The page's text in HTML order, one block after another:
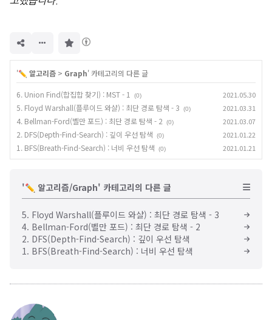
'✏️ 알고리즘 > Graph' 카테고리의 다른 글
6. Union Find(합집합 찾기) : MST - 1 (0) 2021.05.30
5. Floyd Warshall(플루이드 와샬) : 최단 경로 탐색 - 3 (0) 2021.03.31
4. Bellman-Ford(벨만 포드) : 최단 경로 탐색 - 2 (0) 2021.03.07
2. DFS(Depth-Find-Search) : 깊이 우선 탐색 (0) 2021.01.22
1. BFS(Breath-Find-Search) : 너비 우선 탐색 (0) 2021.01.21
'✏️ 알고리즘/Graph' 카테고리의 다른 글
5. Floyd Warshall(플루이드 와샬) : 최단 경로 탐색 - 3
4. Bellman-Ford(벨만 포드) : 최단 경로 탐색 - 2
2. DFS(Depth-Find-Search) : 깊이 우선 탐색
1. BFS(Breath-Find-Search) : 너비 우선 탐색